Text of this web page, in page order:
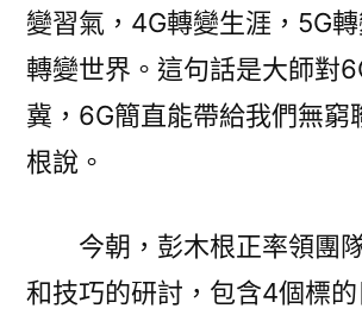
變習氣，4G轉變生涯，5G
轉變世界。這句話是大師對
冀，6G簡直能帶給我們無窮
根說。
今朝，彭木根正率領團
和技巧的研討，包含4個標